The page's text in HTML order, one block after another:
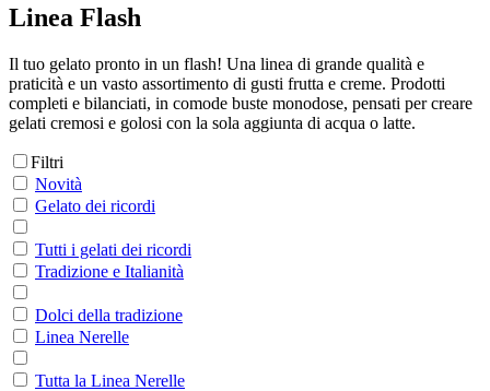
Linea Flash
Il tuo gelato pronto in un flash! Una linea di grande qualità e
praticità e un vasto assortimento di gusti frutta e creme. Prodotti
completi e bilanciati, in comode buste monodose, pensati per creare
gelati cremosi e golosi con la sola aggiunta di acqua o latte.
Filtri
Novità
Gelato dei ricordi
Tutti i gelati dei ricordi
Tradizione e Italianità
Dolci della tradizione
Linea Nerelle
Tutta la Linea Nerelle